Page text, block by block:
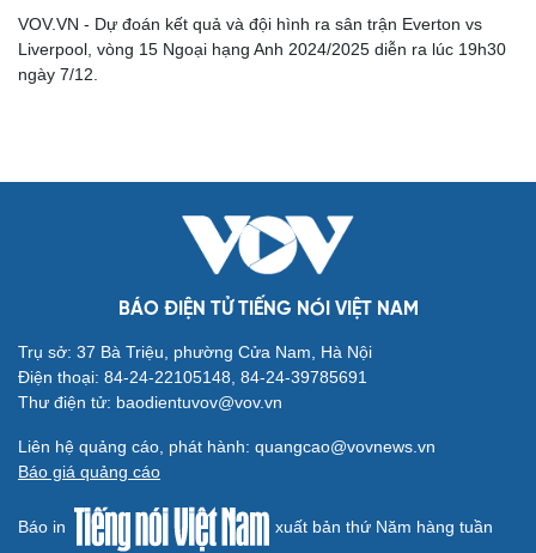
VOV.VN - Dự đoán kết quả và đội hình ra sân trận Everton vs
Liverpool, vòng 15 Ngoại hạng Anh 2024/2025 diễn ra lúc 19h30
ngày 7/12.
BÁO ĐIỆN TỬ TIẾNG NÓI VIỆT NAM
Trụ sở: 37 Bà Triệu, phường Cửa Nam, Hà Nội
Điện thoại: 84-24-22105148, 84-24-39785691
Thư điện tử: baodientuvov@vov.vn
Liên hệ quảng cáo, phát hành: quangcao@vovnews.vn
Báo giá quảng cáo
Báo in xuất bản thứ Năm hàng tuần